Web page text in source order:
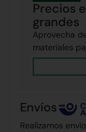
Precios
grandes
Aprovecha
materiales
Envíos
Realizamos